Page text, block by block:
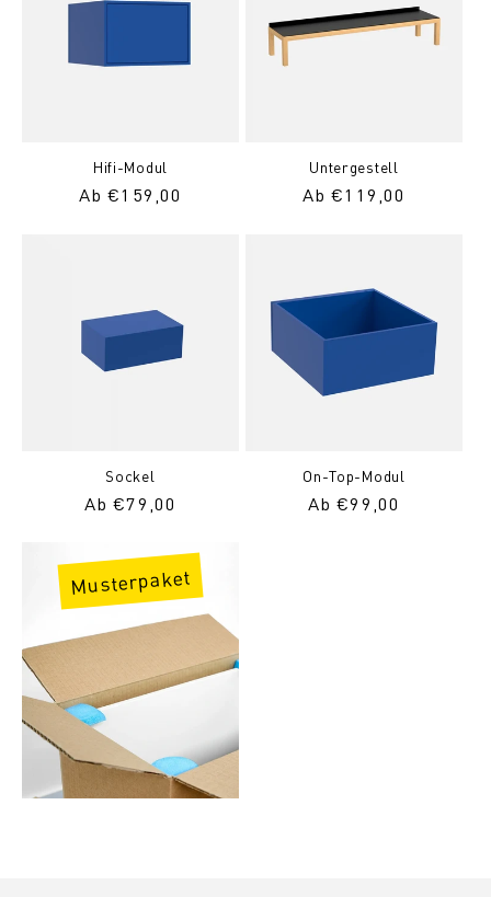
Hifi-Modul
Normaler
Ab €159,00
Untergestell
Normaler
Ab €119,00
Sockel
Normaler
Ab €79,00
On-Top-Modul
Normaler
Ab €99,00
Musterpaket